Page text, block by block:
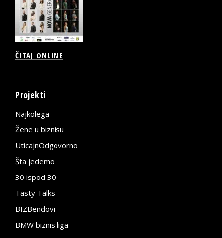
ČITAJ ONLINE
Projekti
Najkolega
Žene u biznisu
UticajnOdgovorno
Šta jedemo
30 ispod 30
Tasty Talks
BIZBendovi
BMW biznis liga